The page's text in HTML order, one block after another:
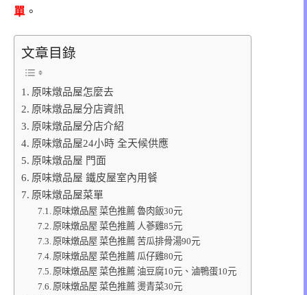
單 。
文章目錄
原味燉品屋怎麼去
原味燉品屋分店資訊
原味燉品屋分店介紹
原味燉品屋24小時 全天候供應
原味燉品屋 門面
原味燉品屋 鐵皮屋室內用餐
原味燉品屋菜單
原味燉品屋 菜色推薦 魯肉飯30元
原味燉品屋 菜色推薦 人蔘雞85元
原味燉品屋 菜色推薦 苦瓜排骨湯90元
原味燉品屋 菜色推薦 瓜仔雞80元
原味燉品屋 菜色推薦 油豆腐10元、滷鴨蛋10元
原味燉品屋 菜色推薦 燙青菜30元